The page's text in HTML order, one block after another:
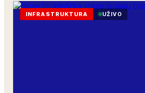
INFRASTRUKTURA UŽIVO